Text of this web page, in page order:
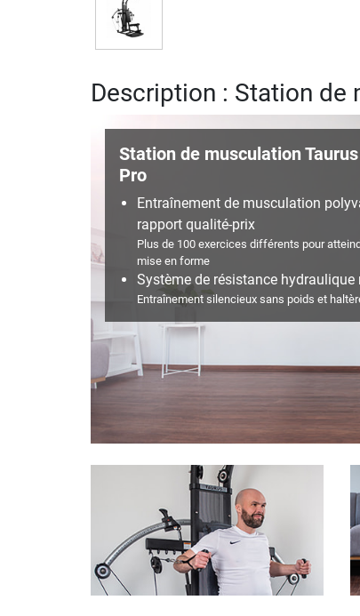
Description : Station de
Station de musculation
Pro
Entraînement de musculation
rapport qualité-prix
Plus de 100 exercices différents pour
mise en forme
Système de résistance hydraulique
Entraînement silencieux sans poids et